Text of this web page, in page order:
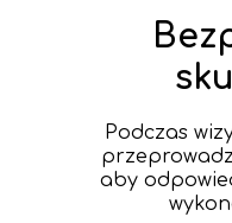
Podczas
aby